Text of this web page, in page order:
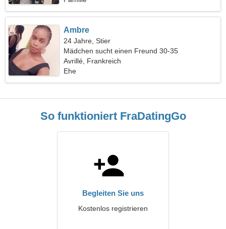
Ambre
24 Jahre, Stier
Mädchen sucht einen Freund 30-35
Avrillé, Frankreich
Ehe
So funktioniert FraDatingGo
Begleiten Sie uns
Kostenlos registrieren